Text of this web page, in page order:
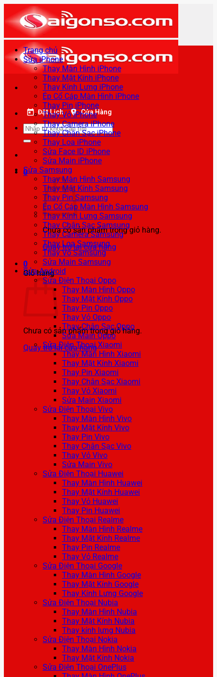
qua
nội
dung
Đặt Lịch Cửa Hàng
Tìm
kiếm:
0
Chưa có sản phẩm trong giỏ hàng.
Quay trở lại cửa hàng
0
Giỏ hàng
Chưa có sản phẩm trong giỏ hàng.
Quay trở lại cửa hàng
Trang chủ
Sửa iPhone
Thay Màn Hình iPhone
Thay Mặt Kính iPhone
Thay Kính Lưng iPhone
Ép Cổ Cáp Màn Hình iPhone
Thay Pin iPhone
Thay Vỏ iPhone
Thay Camera iPhone
Thay Chân Sạc iPhone
Thay Loa iPhone
Sửa Face ID iPhone
Sửa Main iPhone
Sửa Samsung
Thay Màn Hình Samsung
Thay Mặt Kính Samsung
Thay Pin Samsung
Ép Cổ Cáp Màn Hình Samsung
Thay Kính Lưng Samsung
Thay Chân Sạc Samsung
Thay Camera Samsung
Thay Loa Samsung
Thay Vỏ Samsung
Sửa Main Samsung
Sửa Android
Sửa Điện Thoại Oppo
Thay Màn Hình Oppo
Thay Mặt Kính Oppo
Thay Pin Oppo
Thay Vỏ Oppo
Thay Chân Sạc Oppo
Sửa Main Oppo
Sửa Điện Thoại Xiaomi
Thay Màn Hình Xiaomi
Thay Mặt Kính Xiaomi
Thay Pin Xiaomi
Thay Chân Sạc Xiaomi
Thay Vỏ Xiaomi
Sửa Main Xiaomi
Sửa Điện Thoại Vivo
Thay Màn Hình Vivo
Thay Mặt Kính Vivo
Thay Pin Vivo
Thay Chân Sạc Vivo
Thay Vỏ Vivo
Sửa Main Vivo
Sửa Điện Thoại Huawei
Thay Màn Hình Huawei
Thay Mặt Kính Huawei
Thay Vỏ Huawei
Thay Pin Huawei
Sửa Điện Thoại Realme
Thay Màn Hình Realme
Thay Mặt Kính Realme
Thay Pin Realme
Thay Vỏ Realme
Sửa Điện Thoại Google
Thay Màn Hình Google
Thay Mặt Kính Google
Thay Kính Lưng Google
Sửa Điện Thoại Nubia
Thay Màn Hình Nubia
Thay Mặt Kính Nubia
Thay kính lưng Nubia
Sửa Điện Thoại Nokia
Thay Màn Hình Nokia
Thay Mặt Kính Nokia
Sửa Điện Thoại OnePlus